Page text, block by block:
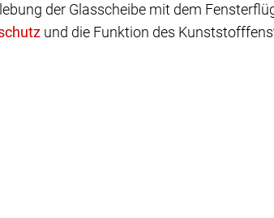
der Glasscheibe mit dem
und die Funktion des